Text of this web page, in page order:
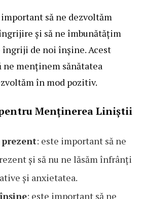
să ne dezvoltăm
și să ne îmbunătățim
îngriji de noi înșine. Acest
ne menținem sănătatea
în mod pozitiv.
Menținerea Liniștii
: este important să ne
și să nu ne lăsăm înfrânți
și anxietatea.
: este important să ne